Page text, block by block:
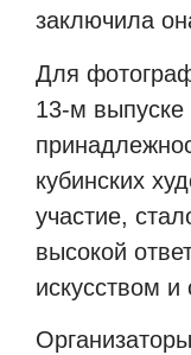
заключила
Для
13-м
кубинских
участие,
высокой
искусством